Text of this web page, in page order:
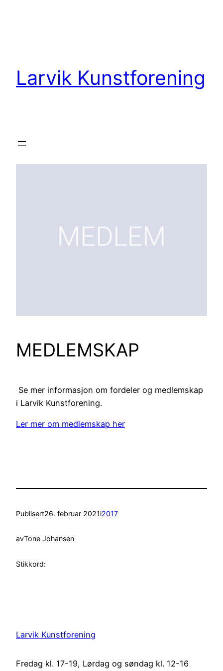
Larvik Kunstforening
MEDLEMSKAP
Se mer informasjon om fordeler og medlemskap
i Larvik Kunstforening.
Ler mer om medlemskap her
Publisert26. februar 2021i2017
avTone Johansen
Stikkord:
Larvik Kunstforening
Fredag kl. 17-19, Lørdag og søndag kl. 12-16